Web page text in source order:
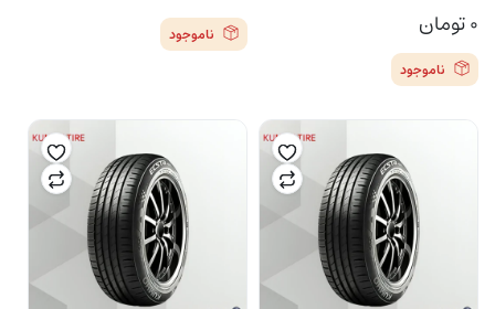
۰تومان
ناموجود
ناموجود